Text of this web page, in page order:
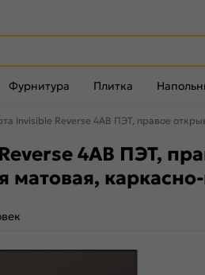
Фурнитура Плитка
Invisible Reverse 4AB ПЭТ, правое
4AB ПЭТ,